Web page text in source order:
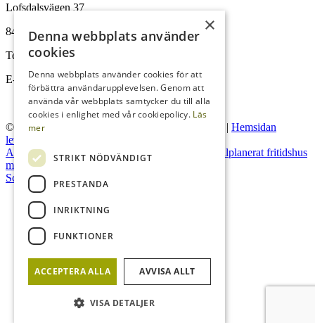
Om oss
Lofsdalen
Försäljningar
Sök
Lofsdalsvägen 37
842 96 Lofsdalen
Tel:
0680-410 32
E-post:info@lofsdalenfastighet.se
© Lofsdalens Fastighetsbyrå AB | Hemsidan
levereras av Kust IT
Andelsstuga med närhet till aktiviteter året om!
Välplanerat fritidshus
med ski-in & out läge i populära Lövhammaren
Scroll to top
×
Denna webbplats använder
cookies
Denna webbplats använder cookies för att
förbättra användarupplevelsen. Genom att
använda vår webbplats samtycker du till alla
cookies i enlighet med vår cookiepolicy. Läs
mer
STRIKT NÖDVÄNDIGT
PRESTANDA
INRIKTNING
FUNKTIONER
ACCEPTERA ALLA AVVISA ALLT
VISA DETALJER